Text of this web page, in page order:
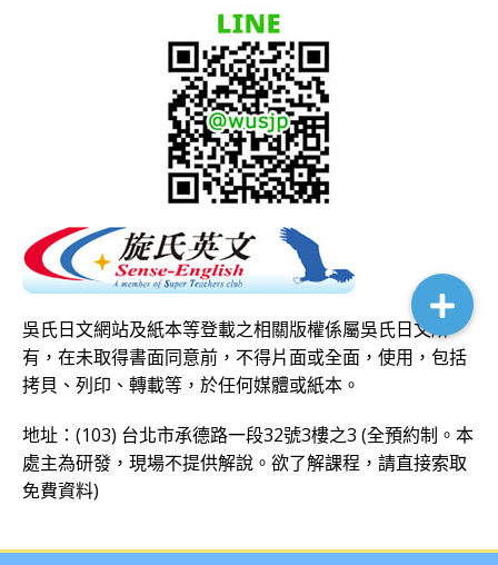
吳氏日文網站及紙本等登載之相關版權係屬吳氏日文所
有，在未取得書面同意前，不得片面或全面，使用，包括
拷貝、列印、轉載等，於任何媒體或紙本。
地址：(103) 台北市承德路一段32號3樓之3 (全預約制。本
處主為研發，現場不提供解說。欲了解課程，請直接索取
免費資料)